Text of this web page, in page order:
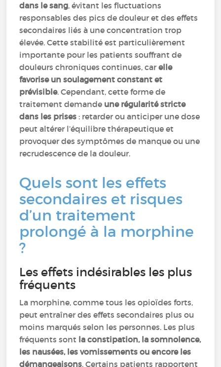
dans le sang, évitant les fluctuations
responsables des pics de douleur et des effets
secondaires liés à une concentration trop
élevée. Cette stabilité est particulièrement
importante pour les patients souffrant de
douleurs chroniques continues, carelle
favorise un soulagement constant et
prévisible. Cependant, cette forme de
traitement demande une régularité stricte
dans les prises : retarder ou anticiper une dose
peut altérer l’équilibre thérapeutique et
provoquer des symptômes de manque ou une
recrudescence de la douleur.
Quels sont les effets
secondaires et risques
d’un traitement
prolongé à la morphine
?
Les effets indésirables les plus
fréquents
La morphine, comme tous les opioïdes forts,
peut entraîner des effets secondaires plus ou
moins marqués selon les personnes. Les plus
fréquents sont la constipation, la somnolence,
les nausées, les vomissements ou encore les
démangeaisons. Certains patients rapportent